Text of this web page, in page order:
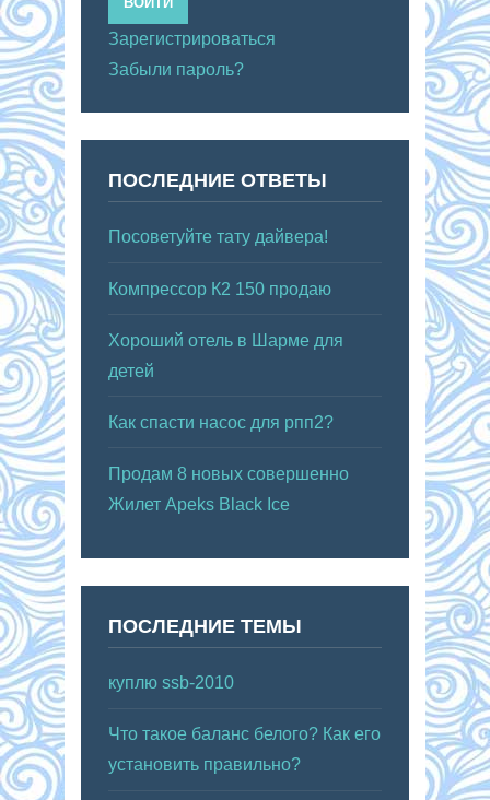
Зарегистрироваться
Забыли пароль?
ПОСЛЕДНИЕ ОТВЕТЫ
Посоветуйте тату дайвера!
Компрессор К2 150 продаю
Хороший отель в Шарме для
детей
Как спасти насос для рпп2?
Продам 8 новых совершенно
Жилет Apeks Black Ice
ПОСЛЕДНИЕ ТЕМЫ
куплю ssb-2010
Что такое баланс белого? Как его
установить правильно?